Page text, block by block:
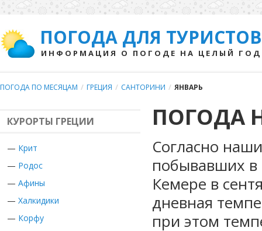
ПОГОДА ДЛЯ ТУРИСТОВ
ИНФОРМАЦИЯ О ПОГОДЕ НА ЦЕЛЫЙ ГОД
ПОГОДА ПО МЕСЯЦАМ / ГРЕЦИЯ / САНТОРИНИ / ЯНВАРЬ
КУРОРТЫ ГРЕЦИИ
— Крит
— Родос
— Афины
— Халкидики
— Корфу
ПОГОДА
Согласно
побывавших в
Кемере в
дневная
при этом